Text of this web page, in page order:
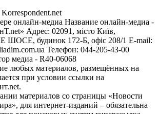
онлайн-медиа Название онлайн-медиа -
Адрес: 02091, місто Київ,
будинок 172-Б, офіс 208/1 E-mail:
Телефон: 044-205-43-00
медиа - R40-06068
любых материалов, размещённых на
при условии ссылки на
материалов со страницы «Новости
для интернет-изданий – обязательна